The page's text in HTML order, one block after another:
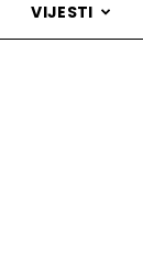
VIJESTI